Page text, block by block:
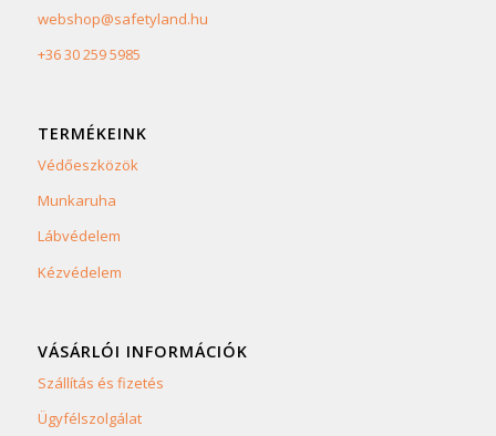
webshop@safetyland.hu
+36 30 259 5985
TERMÉKEINK
Védőeszközök
Munkaruha
Lábvédelem
Kézvédelem
VÁSÁRLÓI INFORMÁCIÓK
Szállítás és fizetés
Ügyfélszolgálat